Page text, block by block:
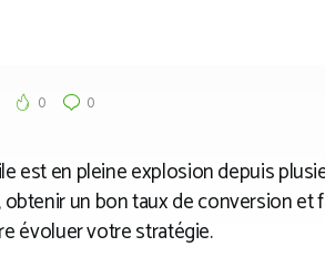
0 0
est en pleine explosion depuis
un bon taux de conversion et
évoluer votre stratégie.